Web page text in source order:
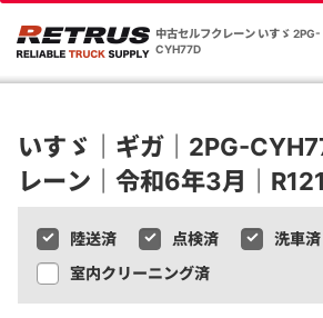
中古セルフクレーン いすゞ 2PG-
CYH77D
いすゞ｜ギガ｜2PG-
レーン｜令和6年3月｜
陸送済 点検済 洗車済
室内クリーニング済